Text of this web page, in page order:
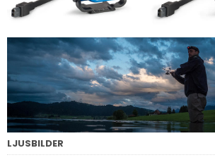
LJUSBILDER